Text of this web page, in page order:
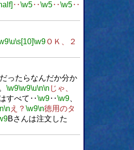
‥\w5‥\w5‥\w5‥
\u\s[10]\w9ＯＫ、２
ったらなんだか分か
\w9\w9\u\n\n じゃ、
すべて‥\w9‥\w9、
\n え？ \w9\n徳用のタ
Bさんは注文した